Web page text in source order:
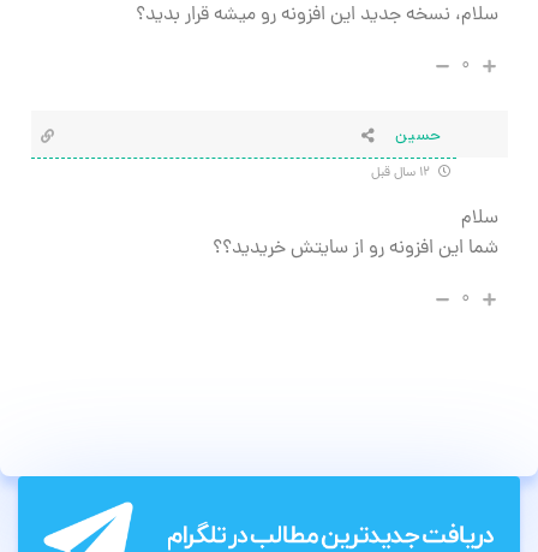
سلام، نسخه جدید این افزونه رو میشه قرار بدید؟
۰
حسین
سلام
شما این افزونه رو از سایتش خریدید؟؟
۰